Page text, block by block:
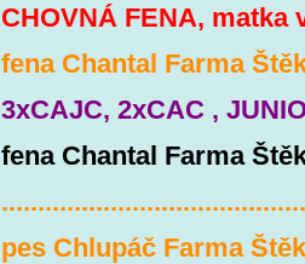
CHOVNÁ FENA, matka
fena Chantal Farma
3xCAJC, 2xCAC ,
fena Chantal Farma
pes Chlupáč Farma